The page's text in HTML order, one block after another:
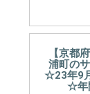
【京都
浦町の
☆23年9
☆年